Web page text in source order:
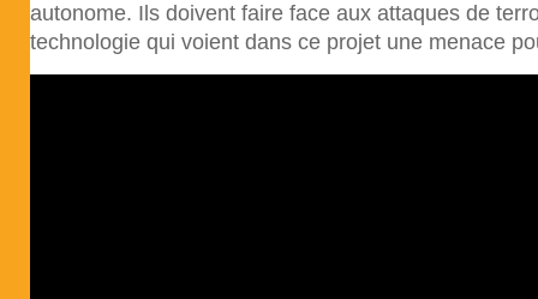
autonome. Ils doivent faire face aux attaques de
technologie qui voient dans ce projet une menace